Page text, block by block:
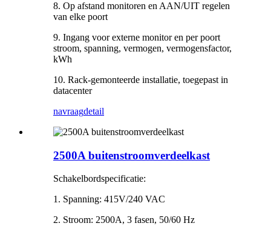
8. Op afstand monitoren en AAN/UIT regelen
van elke poort
9. Ingang voor externe monitor en per poort
stroom, spanning, vermogen, vermogensfactor,
kWh
10. Rack-gemonteerde installatie, toegepast in
datacenter
navraagdetail
2500A buitenstroomverdeelkast
Schakelbordspecificatie:
1. Spanning: 415V/240 VAC
2. Stroom: 2500A, 3 fasen, 50/60 Hz